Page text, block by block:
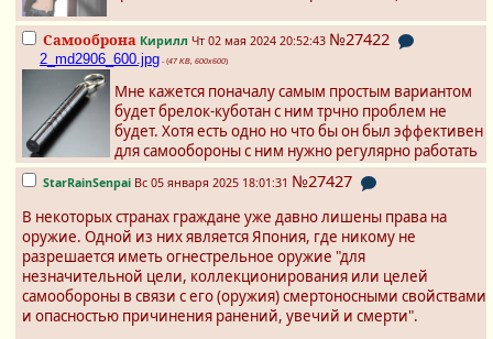
Самооброна Кирилл Чт 02 мая 2024 20:52:43 №27422
2_md2906_600.jpg - (47 KB, 600x600)
Мне кажется поначалу самым простым вариантом
будет брелок-куботан с ним трчно проблем не
будет. Хотя есть одно но что бы он был эффективен
для самообороны с ним нужно регулярно работать
StarRainSenpai Вс 05 января 2025 18:01:31 №27427
В некоторых странах граждане уже давно лишены права на
оружие. Одной из них является Япония, где никому не
разрешается иметь огнестрельное оружие "для
незначительной цели, коллекционирования или целей
самообороны в связи с его (оружия) смертоносными свойствами
и опасностью причинения ранений, увечий и смерти".